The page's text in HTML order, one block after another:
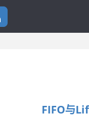
FIFO与